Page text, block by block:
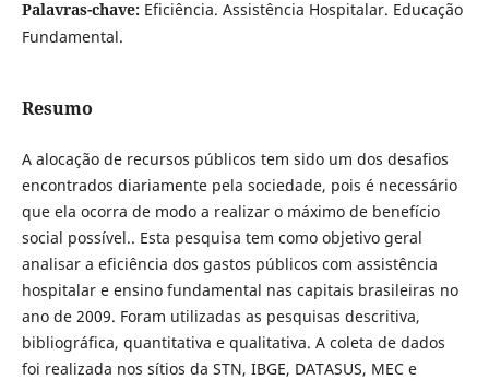
Palavras-chave: Eficiência. Assistência Hospitalar. Educação
Fundamental.
Resumo
A alocação de recursos públicos tem sido um dos desafios
encontrados diariamente pela sociedade, pois é necessário
que ela ocorra de modo a realizar o máximo de benefício
social possível.. Esta pesquisa tem como objetivo geral
analisar a eficiência dos gastos públicos com assistência
hospitalar e ensino fundamental nas capitais brasileiras no
ano de 2009. Foram utilizadas as pesquisas descritiva,
bibliográfica, quantitativa e qualitativa. A coleta de dados
foi realizada nos sítios da STN, IBGE, DATASUS, MEC e